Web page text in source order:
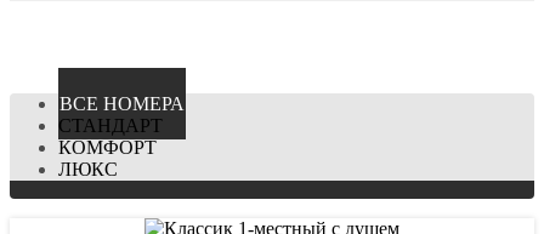
ВCЕ НОМЕРА
СТАНДАРТ
КОМФОРТ
ЛЮКС